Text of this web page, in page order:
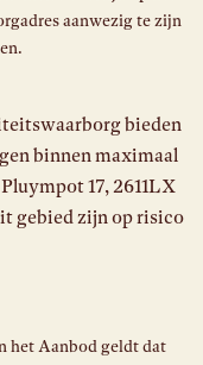
aanwezig te zijn
bieden
binnen maximaal
17, 2611LX
gebied zijn op risico
het Aanbod geldt dat